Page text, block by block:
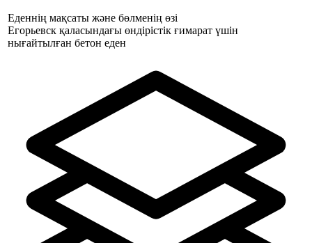
Еденнің мақсаты және бөлменің өзі
Егорьевск қаласындағы өндірістік ғимарат үшін
нығайтылған бетон еден